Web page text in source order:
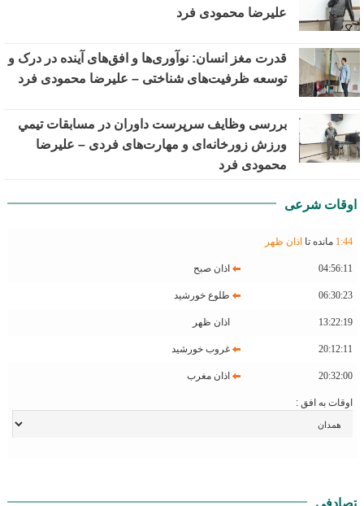
علیرضا محمودی فرد
قدرت مغز انسان: نوآوری‌ها و افق‌های آینده در درک و
توسعه ظرفیت‌های شناختی – علیرضا محمودی فرد
بررسی وظايف سرپرست داوران در مسابقات تیمي
ورزش زورخانه‌ای و مهارت‌های فردی – علیرضا
محمودی فرد
اوقات شرعی
1 :44 مانده تااذان ظهر
04:56:11 اذان صبح
06:30:23 طلوع خورشید
13:22:19 اذان ظهر
20:12:11 غروب خورشید
20:32:00 اذان مغرب
اوقات به افق :
تصادفی